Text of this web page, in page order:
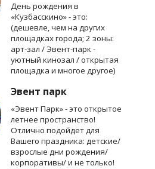
День рождения в
«Кузбасскино» - это:
(дешевле, чем на других
площадках города; 2 зоны:
арт-зал / Эвент-парк -
уютный кинозал / открытая
площадка и многое другое)
Эвент парк
«Эвент Парк» - это открытое
летнее пространство!
Отлично подойдет для
Вашего праздника: детские/
взрослые дни рождения/
корпоративы/ и не только!